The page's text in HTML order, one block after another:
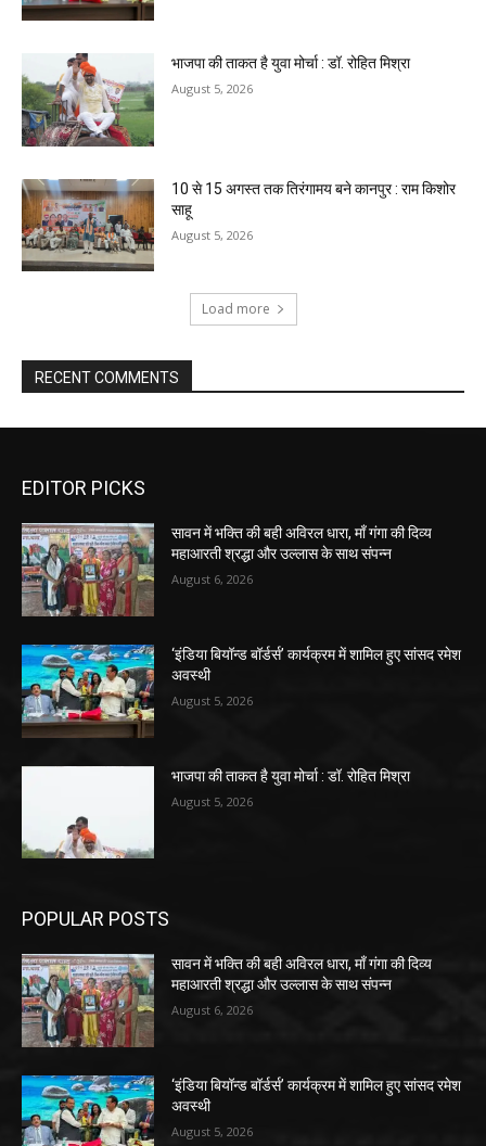
भाजपा की ताकत है युवा मोर्चा : डॉ. रोहित मिश्रा
August 5, 2026
10 से 15 अगस्त तक तिरंगामय बने कानपुर : राम किशोर
साहू
August 5, 2026
Load more
RECENT COMMENTS
EDITOR PICKS
सावन में भक्ति की बही अविरल धारा, माँ गंगा की दिव्य
महाआरती श्रद्धा और उल्लास के साथ संपन्न
August 6, 2026
‘इंडिया बियॉन्ड बॉर्डर्स’ कार्यक्रम में शामिल हुए सांसद रमेश
अवस्थी
August 5, 2026
भाजपा की ताकत है युवा मोर्चा : डॉ. रोहित मिश्रा
August 5, 2026
POPULAR POSTS
सावन में भक्ति की बही अविरल धारा, माँ गंगा की दिव्य
महाआरती श्रद्धा और उल्लास के साथ संपन्न
August 6, 2026
‘इंडिया बियॉन्ड बॉर्डर्स’ कार्यक्रम में शामिल हुए सांसद रमेश
अवस्थी
August 5, 2026